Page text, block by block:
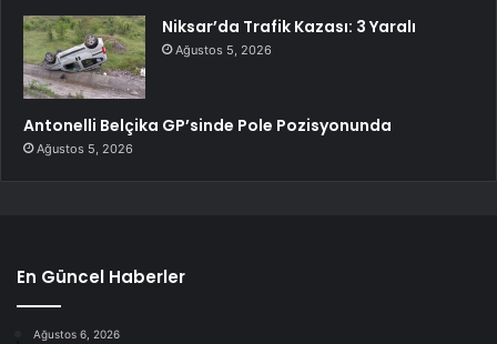
Niksar’da Trafik Kazası: 3 Yaralı
Ağustos 5, 2026
Antonelli Belçika GP’sinde Pole Pozisyonunda
Ağustos 5, 2026
En Güncel Haberler
Ağustos 6, 2026